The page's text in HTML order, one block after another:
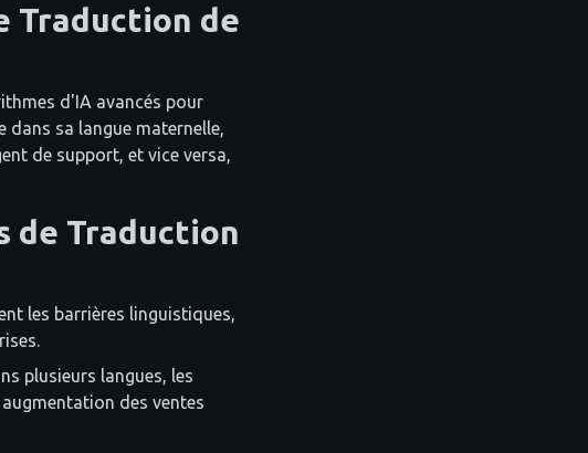
Traduction de
d'IA avancés pour
dans sa langue maternelle,
de support, et vice versa,
de Traduction
les barrières linguistiques,
plusieurs langues, les
des ventes